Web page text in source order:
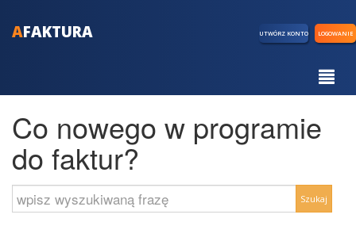
AFAKTURA UTWÓRZ KONTO LOGOWANIE
Co nowego w programie
do faktur?